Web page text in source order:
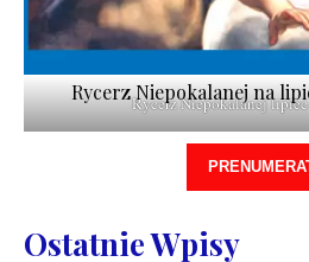
Rycerz Niepokalanej
Rycerz Niepokalanej na
Ostatnie Wpisy